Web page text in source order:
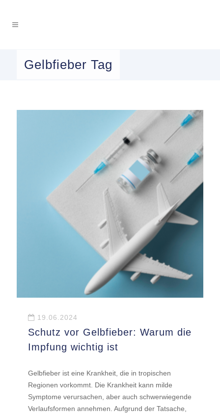
Gelbfieber Tag
19.06.2024
Schutz vor Gelbfieber: Warum die
Impfung wichtig ist
Gelbfieber ist eine Krankheit, die in tropischen
Regionen vorkommt. Die Krankheit kann milde
Symptome verursachen, aber auch schwerwiegende
Verlaufsformen annehmen. Aufgrund der Tatsache,